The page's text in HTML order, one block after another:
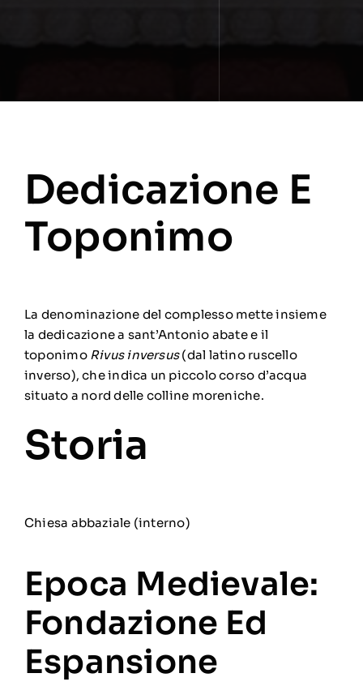
Dedicazione E
Toponimo
La denominazione del complesso mette insieme
la dedicazione a sant’Antonio abatee il
toponimo Rivus inversus(dal latinoruscello
inverso), che indica un piccolo corso d’acqua
situato a nord delle colline moreniche.
Storia
Chiesa abbaziale (interno)
Epoca Medievale:
Fondazione Ed
Espansione